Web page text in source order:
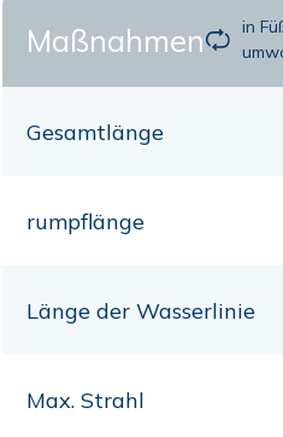
Maßnahmen
in
Gesamtlänge
rumpflänge
Länge der Wasserlinie
Max. Strahl